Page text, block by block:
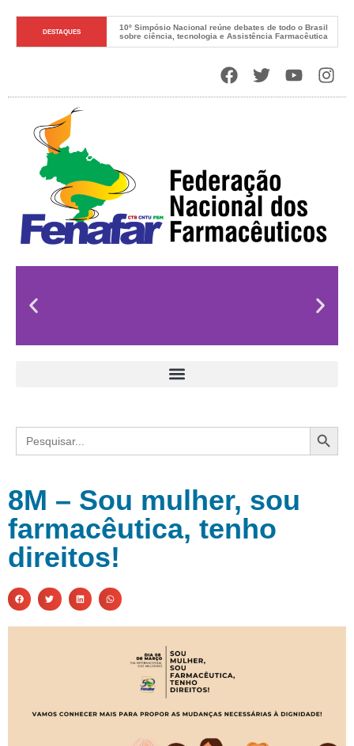
DESTAQUES
10º Simpósio Nacional reúne debates de todo o Brasil
sobre ciência, tecnologia e Assistência Farmacêutica
Search
for:
8M – Sou mulher, sou
farmacêutica, tenho
direitos!